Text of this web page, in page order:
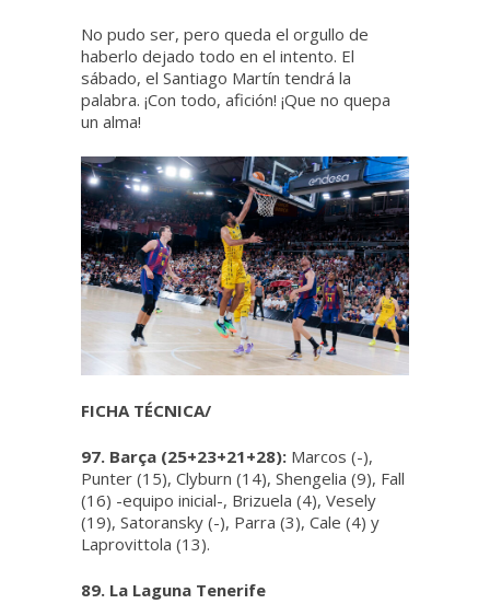
No pudo ser, pero queda el orgullo de
haberlo dejado todo en el intento. El
sábado, el Santiago Martín tendrá la
palabra. ¡Con todo, afición! ¡Que no quepa
un alma!
FICHA TÉCNICA/
97. Barça (25+23+21+28): Marcos (-),
Punter (15), Clyburn (14), Shengelia (9), Fall
(16) -equipo inicial-, Brizuela (4), Vesely
(19), Satoransky (-), Parra (3), Cale (4) y
Laprovittola (13).
89. La Laguna Tenerife